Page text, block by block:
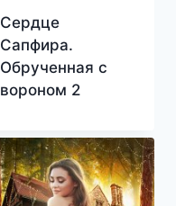
Сердце
Сапфира.
Обрученная с
вороном 2